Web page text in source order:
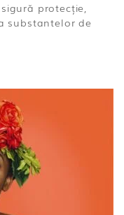
protecție,
substantelor de